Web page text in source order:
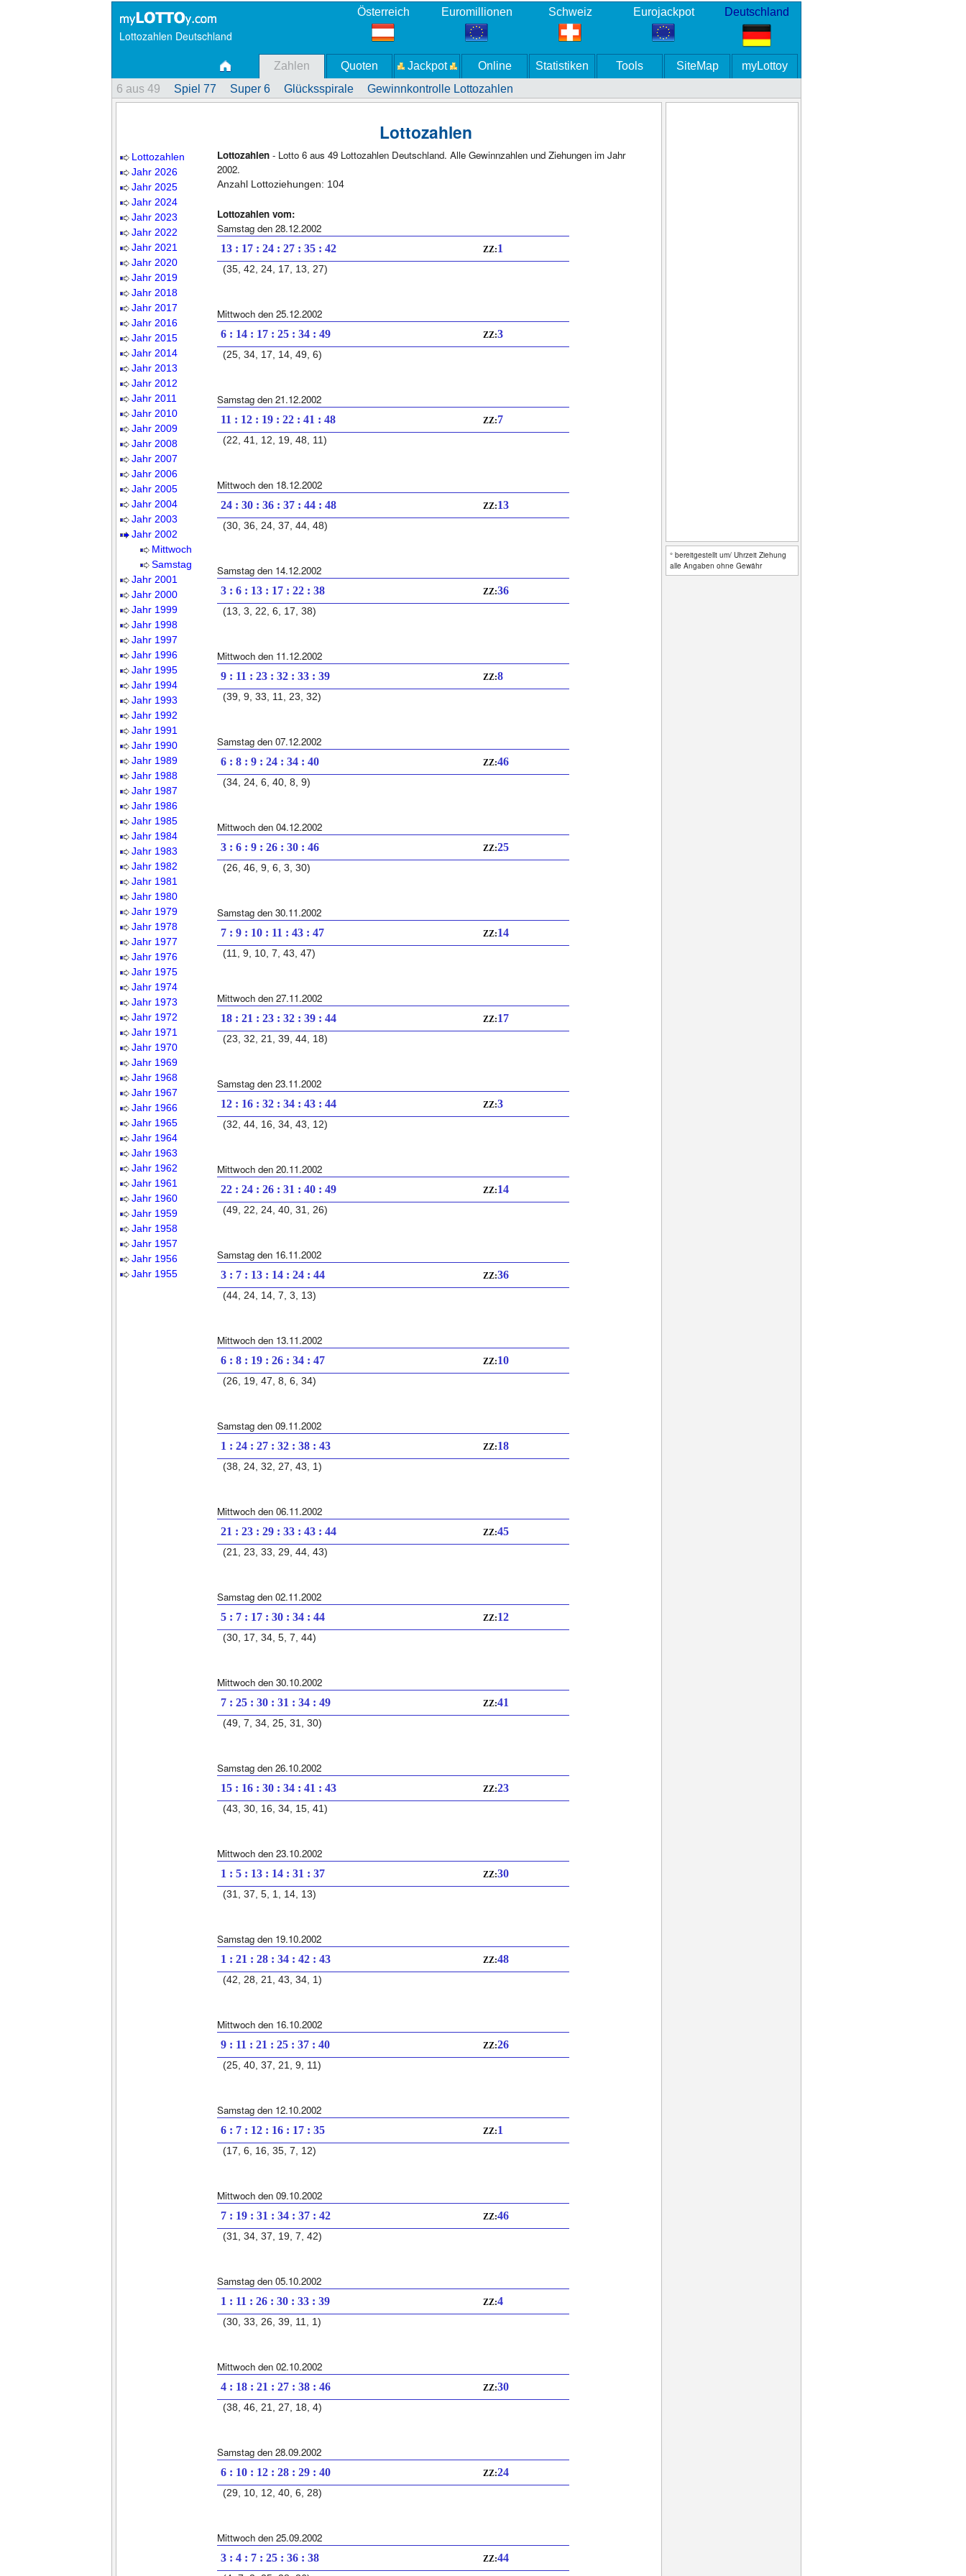
Lottozahlen Deutschland
Österreich Euromillionen Schweiz Eurojackpot Deutschland
Zahlen Quoten Jackpot Online Statistiken Tools SiteMap
myLottoy
6 aus 49
Spiel 77 Super 6 Glücksspirale Gewinnkontrolle Lottozahlen
Lottozahlen
Jahr 2026
Jahr 2025
Jahr 2024
Jahr 2023
Jahr 2022
Jahr 2021
Jahr 2020
Jahr 2019
Jahr 2018
Jahr 2017
Jahr 2016
Jahr 2015
Jahr 2014
Jahr 2013
Jahr 2012
Jahr 2011
Jahr 2010
Jahr 2009
Jahr 2008
Jahr 2007
Jahr 2006
Jahr 2005
Jahr 2004
Jahr 2003
Jahr 2002
Mittwoch
Samstag
Jahr 2001
Jahr 2000
Jahr 1999
Jahr 1998
Jahr 1997
Jahr 1996
Jahr 1995
Jahr 1994
Jahr 1993
Jahr 1992
Jahr 1991
Jahr 1990
Jahr 1989
Jahr 1988
Jahr 1987
Jahr 1986
Jahr 1985
Jahr 1984
Jahr 1983
Jahr 1982
Jahr 1981
Jahr 1980
Jahr 1979
Jahr 1978
Jahr 1977
Jahr 1976
Jahr 1975
Jahr 1974
Jahr 1973
Jahr 1972
Jahr 1971
Jahr 1970
Jahr 1969
Jahr 1968
Jahr 1967
Jahr 1966
Jahr 1965
Jahr 1964
Jahr 1963
Jahr 1962
Jahr 1961
Jahr 1960
Jahr 1959
Jahr 1958
Jahr 1957
Jahr 1956
Jahr 1955
Lottozahlen
Lottozahlen - Lotto 6 aus 49 Lottozahlen Deutschland. Alle Gewinnzahlen und Ziehungen im Jahr
2002.
Anzahl Lottoziehungen: 104
Lottozahlen vom:
Samstag den 28.12.2002
13 : 17 : 24 : 27 : 35 : 42 ZZ:1
(35, 42, 24, 17, 13, 27)
Mittwoch den 25.12.2002
6 : 14 : 17 : 25 : 34 : 49 ZZ:3
(25, 34, 17, 14, 49, 6)
Samstag den 21.12.2002
11 : 12 : 19 : 22 : 41 : 48 ZZ:7
(22, 41, 12, 19, 48, 11)
Mittwoch den 18.12.2002
24 : 30 : 36 : 37 : 44 : 48 ZZ:13
(30, 36, 24, 37, 44, 48)
Samstag den 14.12.2002
3 : 6 : 13 : 17 : 22 : 38 ZZ:36
(13, 3, 22, 6, 17, 38)
Mittwoch den 11.12.2002
9 : 11 : 23 : 32 : 33 : 39 ZZ:8
(39, 9, 33, 11, 23, 32)
Samstag den 07.12.2002
6 : 8 : 9 : 24 : 34 : 40 ZZ:46
(34, 24, 6, 40, 8, 9)
Mittwoch den 04.12.2002
3 : 6 : 9 : 26 : 30 : 46 ZZ:25
(26, 46, 9, 6, 3, 30)
Samstag den 30.11.2002
7 : 9 : 10 : 11 : 43 : 47 ZZ:14
(11, 9, 10, 7, 43, 47)
Mittwoch den 27.11.2002
18 : 21 : 23 : 32 : 39 : 44 ZZ:17
(23, 32, 21, 39, 44, 18)
Samstag den 23.11.2002
12 : 16 : 32 : 34 : 43 : 44 ZZ:3
(32, 44, 16, 34, 43, 12)
Mittwoch den 20.11.2002
22 : 24 : 26 : 31 : 40 : 49 ZZ:14
(49, 22, 24, 40, 31, 26)
Samstag den 16.11.2002
3 : 7 : 13 : 14 : 24 : 44 ZZ:36
(44, 24, 14, 7, 3, 13)
Mittwoch den 13.11.2002
6 : 8 : 19 : 26 : 34 : 47 ZZ:10
(26, 19, 47, 8, 6, 34)
Samstag den 09.11.2002
1 : 24 : 27 : 32 : 38 : 43 ZZ:18
(38, 24, 32, 27, 43, 1)
Mittwoch den 06.11.2002
21 : 23 : 29 : 33 : 43 : 44 ZZ:45
(21, 23, 33, 29, 44, 43)
Samstag den 02.11.2002
5 : 7 : 17 : 30 : 34 : 44 ZZ:12
(30, 17, 34, 5, 7, 44)
Mittwoch den 30.10.2002
7 : 25 : 30 : 31 : 34 : 49 ZZ:41
(49, 7, 34, 25, 31, 30)
Samstag den 26.10.2002
15 : 16 : 30 : 34 : 41 : 43 ZZ:23
(43, 30, 16, 34, 15, 41)
Mittwoch den 23.10.2002
1 : 5 : 13 : 14 : 31 : 37 ZZ:30
(31, 37, 5, 1, 14, 13)
Samstag den 19.10.2002
1 : 21 : 28 : 34 : 42 : 43 ZZ:48
(42, 28, 21, 43, 34, 1)
Mittwoch den 16.10.2002
9 : 11 : 21 : 25 : 37 : 40 ZZ:26
(25, 40, 37, 21, 9, 11)
Samstag den 12.10.2002
6 : 7 : 12 : 16 : 17 : 35 ZZ:1
(17, 6, 16, 35, 7, 12)
Mittwoch den 09.10.2002
7 : 19 : 31 : 34 : 37 : 42 ZZ:46
(31, 34, 37, 19, 7, 42)
Samstag den 05.10.2002
1 : 11 : 26 : 30 : 33 : 39 ZZ:4
(30, 33, 26, 39, 11, 1)
Mittwoch den 02.10.2002
4 : 18 : 21 : 27 : 38 : 46 ZZ:30
(38, 46, 21, 27, 18, 4)
Samstag den 28.09.2002
6 : 10 : 12 : 28 : 29 : 40 ZZ:24
(29, 10, 12, 40, 6, 28)
Mittwoch den 25.09.2002
3 : 4 : 7 : 25 : 36 : 38 ZZ:44
° bereitgestellt um/ Uhrzeit Ziehung
alle Angaben ohne Gewähr